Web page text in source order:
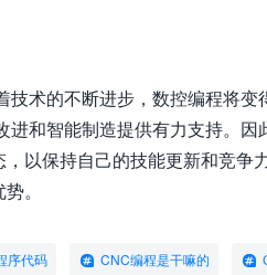
术的不断进步，数控编程将变
和智能制造提供有力支持。因
以保持自己的技能更新和竞争
。
序代码 CNC编程是干嘛的